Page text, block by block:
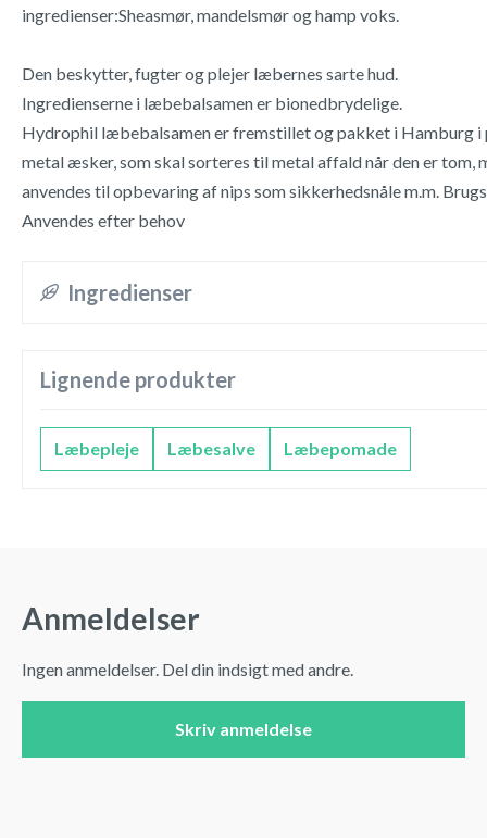
ingredienser:Sheasmør, mandelsmør og hamp voks.
Den beskytter, fugter og plejer læbernes sarte hud.
Ingredienserne i læbebalsamen er bionedbrydelige.
Hydrophil læbebalsamen er fremstillet og pakket i Hamburg i
metal æsker, som skal sorteres til metal affald når den er tom,
anvendes til opbevaring af nips som sikkerhedsnåle m.m.
Anvendes efter behov
Ingredienser
Lignende produkter
Læbepleje Læbesalve Læbepomade
Anmeldelser
Ingen anmeldelser. Del din indsigt med andre.
Skriv anmeldelse